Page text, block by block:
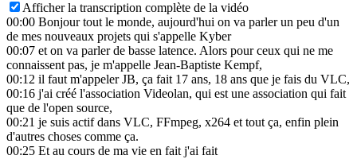
Afficher la transcription complète de la vidéo
00:00 Bonjour tout le monde, aujourd'hui on va parler un peu d'un
de mes nouveaux projets qui s'appelle Kyber
00:07 et on va parler de basse latence. Alors pour ceux qui ne me
connaissent pas, je m'appelle Jean-Baptiste Kempf,
00:12 il faut m'appeler JB, ça fait 17 ans, 18 ans que je fais du VLC,
00:16 j'ai créé l'association Videolan, qui est une association qui fait
que de l'open source,
00:21 je suis actif dans VLC, FFmpeg, x264 et tout ça, enfin plein
d'autres choses comme ça.
00:25 Et au cours de ma vie en fait j'ai fait